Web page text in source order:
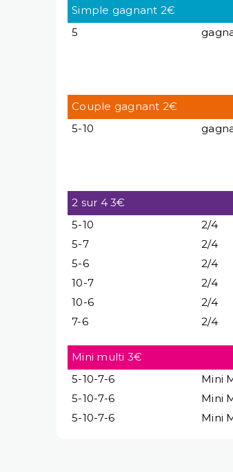
Simple gagnant 2€
5
Couple gagnant 2€
5-10
2 sur 4 3€
5-10
2/4
5-7
2/4
5-6
2/4
10-7
2/4
10-6
2/4
7-6
2/4
Mini multi 3€
5-10-7-6
Mini
5-10-7-6
Mini
5-10-7-6
Mini